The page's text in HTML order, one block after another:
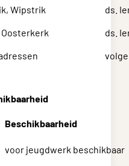
Wipstrik
ds.
ds.
Beschikbaarheid
voor jeugdwerk beschikbaar